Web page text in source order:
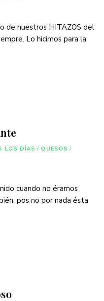
de nuestros HITAZOS del
Lo hicimos para la
LOS DÍAS / QUESOS /
cuando no éramos
pos no por nada ésta